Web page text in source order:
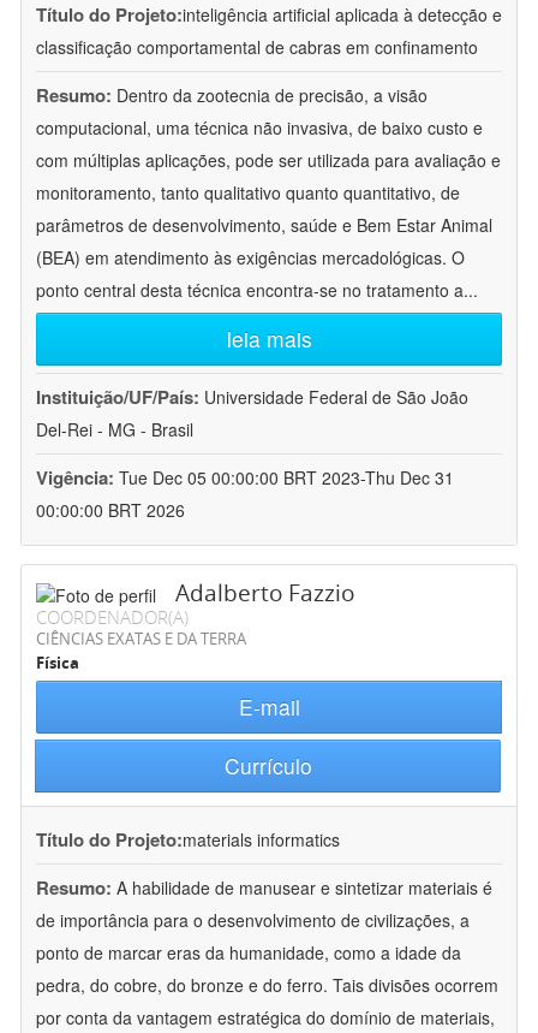
Título do Projeto:inteligência artificial aplicada à detecção e
classificação comportamental de cabras em confinamento
Resumo: Dentro da zootecnia de precisão, a visão
computacional, uma técnica não invasiva, de baixo custo e
com múltiplas aplicações, pode ser utilizada para avaliação e
monitoramento, tanto qualitativo quanto quantitativo, de
parâmetros de desenvolvimento, saúde e Bem Estar Animal
(BEA) em atendimento às exigências mercadológicas. O
ponto central desta técnica encontra-se no tratamento a...
leia mais
Instituição/UF/País: Universidade Federal de São João
Del-Rei - MG - Brasil
Vigência: Tue Dec 05 00:00:00 BRT 2023-Thu Dec 31
00:00:00 BRT 2026
Adalberto Fazzio
COORDENADOR(A)
CIÊNCIAS EXATAS E DA TERRA
Física
E-mail
Currículo
Título do Projeto:materials informatics
Resumo: A habilidade de manusear e sintetizar materiais é
de importância para o desenvolvimento de civilizações, a
ponto de marcar eras da humanidade, como a idade da
pedra, do cobre, do bronze e do ferro. Tais divisões ocorrem
por conta da vantagem estratégica do domínio de materiais,